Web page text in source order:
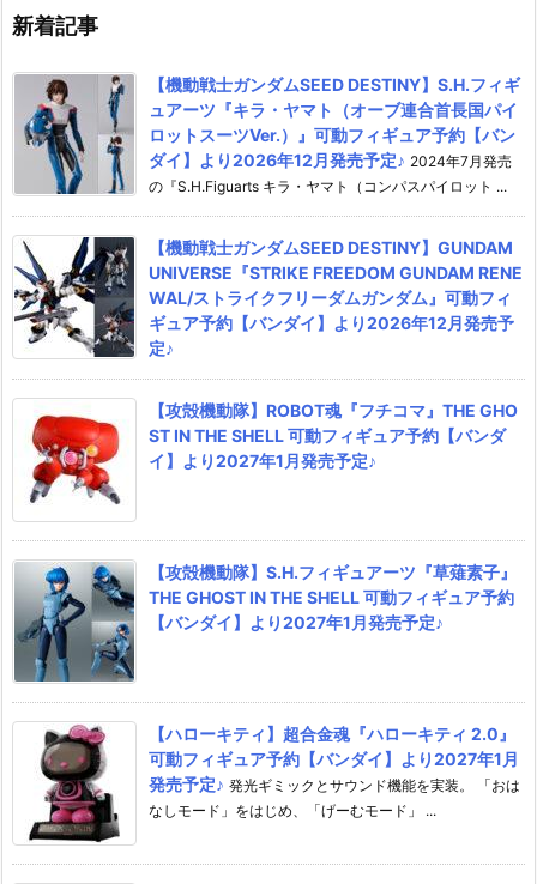
新着記事
【機動戦士ガンダムSEED DESTINY】S.H.フィギ
ュアーツ『キラ・ヤマト（オーブ連合首長国パイ
ロットスーツVer.）』可動フィギュア予約【バン
ダイ】より2026年12月発売予定♪ 2024年7月発売
の『S.H.Figuarts キラ・ヤマト（コンパスパイロット ...
【機動戦士ガンダムSEED DESTINY】GUNDAM
UNIVERSE『STRIKE FREEDOM GUNDAM RENE
WAL/ストライクフリーダムガンダム』可動フィ
ギュア予約【バンダイ】より2026年12月発売予
定♪
【攻殻機動隊】ROBOT魂『フチコマ』THE GHO
ST IN THE SHELL 可動フィギュア予約【バンダ
イ】より2027年1月発売予定♪
【攻殻機動隊】S.H.フィギュアーツ『草薙素子』
THE GHOST IN THE SHELL 可動フィギュア予約
【バンダイ】より2027年1月発売予定♪
【ハローキティ】超合金魂『ハローキティ 2.0』
可動フィギュア予約【バンダイ】より2027年1月
発売予定♪ 発光ギミックとサウンド機能を実装。 「おは
なしモード」をはじめ、「げーむモード」 ...